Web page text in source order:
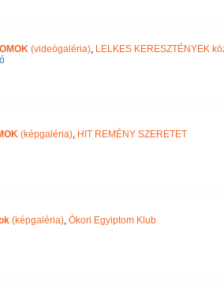
(videógaléria), LELKES KERESZTÉNYEK
(képgaléria), HIT REMÉNY SZERETET
(képgaléria), Ókori Egyiptom Klub